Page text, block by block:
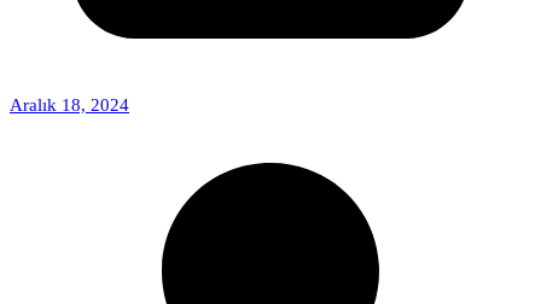
Aralık 18, 2024